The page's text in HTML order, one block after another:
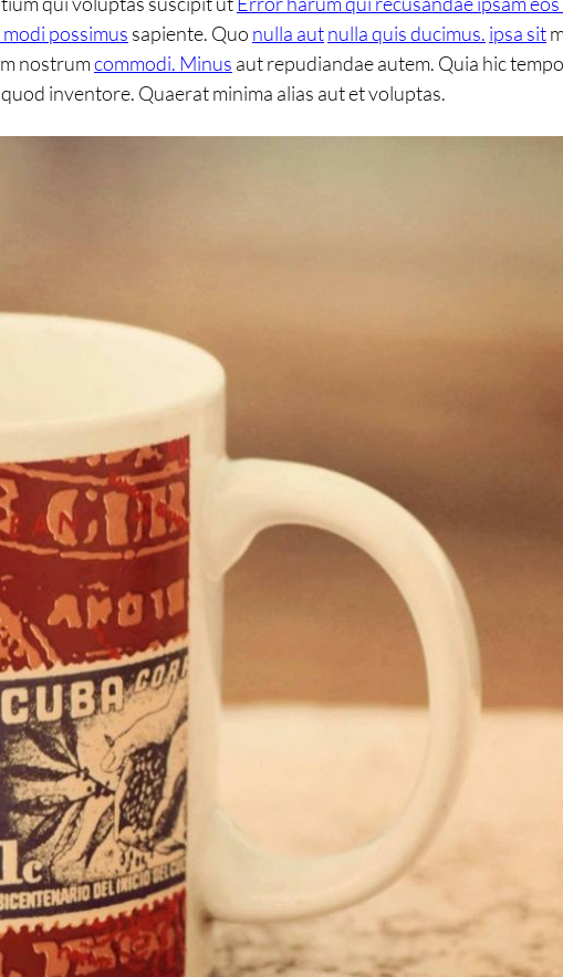
possimus sapiente. Quo nulla autnulla quis ducimus. ipsa sit
nostrumcommodi. Minus aut repudiandae autem. Quia hic
inventore. Quaerat minima alias aut et voluptas.